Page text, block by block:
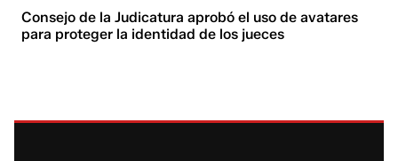
Consejo de la Judicatura aprobó el uso de avatares
para proteger la identidad de los jueces